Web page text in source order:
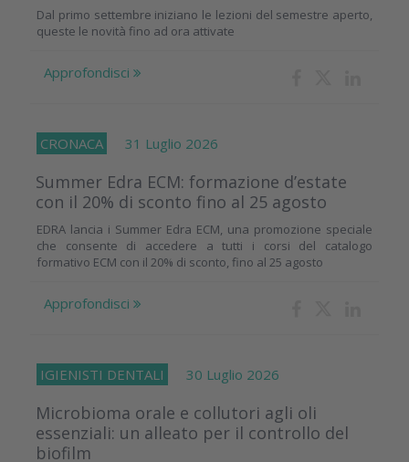
Dal primo settembre iniziano le lezioni del semestre aperto,
queste le novità fino ad ora attivate
Approfondisci
CRONACA 31 Luglio 2026
Summer Edra ECM: formazione d’estate
con il 20% di sconto fino al 25 agosto
EDRA lancia i Summer Edra ECM, una promozione speciale
che consente di accedere a tutti i corsi del catalogo
formativo ECM con il 20% di sconto, fino al 25 agosto
Approfondisci
IGIENISTI DENTALI 30 Luglio 2026
Microbioma orale e collutori agli oli
essenziali: un alleato per il controllo del
biofilm